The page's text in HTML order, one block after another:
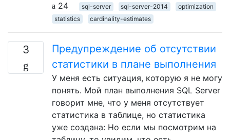
24
sql-server sql-server-2014
optimization
statistics
cardinality-estimates
3
Предупреждение об отсутствии
статистики в плане выполнения
У меня есть ситуация, которую я не могу
понять. Мой план выполнения SQL Server
говорит мне, что у меня отсутствует
статистика в таблице, но статистика
уже создана: Но если мы посмотрим на